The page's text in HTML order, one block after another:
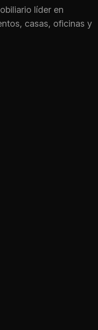
*
líder en
casas, oficinas y